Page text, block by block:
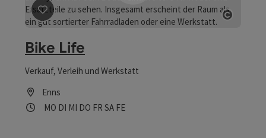
Beitrag merken: Bike Life
Bike Life
Verkauf, Verleih und Werkstatt
Enns
Öffnungszeiten
MO Montag geöffnet
DI Dienstag geöffnet
MI Mittwoch geöffnet
DO Donnerstag geöffnet
FR Freitag geöffnet
SA Samstag geöffnet
FEFeiertag geöffnet